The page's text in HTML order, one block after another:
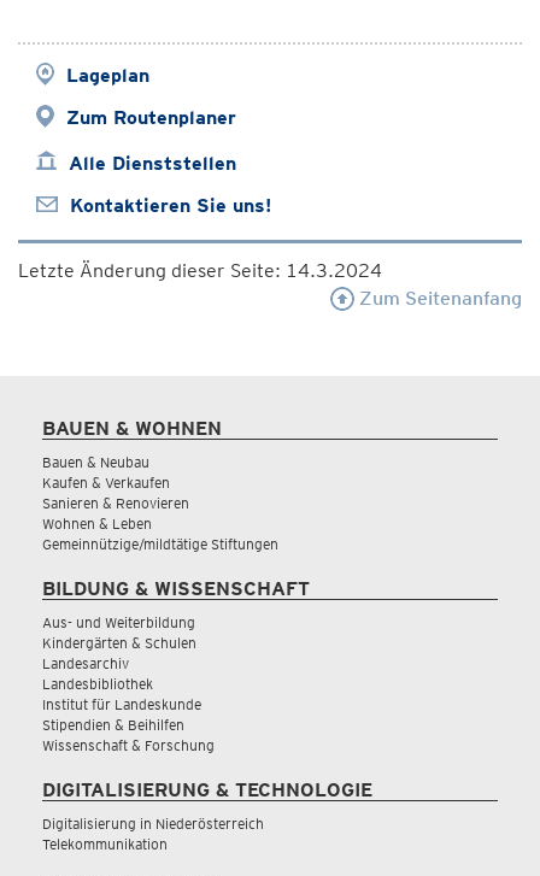
Lageplan
Zum Routenplaner
Alle Dienststellen
Kontaktieren Sie uns!
Letzte Änderung dieser Seite: 14.3.2024
Zum Seitenanfang
BAUEN & WOHNEN
Bauen & Neubau
Kaufen & Verkaufen
Sanieren & Renovieren
Wohnen & Leben
Gemeinnützige/mildtätige Stiftungen
BILDUNG & WISSENSCHAFT
Aus- und Weiterbildung
Kindergärten & Schulen
Landesarchiv
Landesbibliothek
Institut für Landeskunde
Stipendien & Beihilfen
Wissenschaft & Forschung
DIGITALISIERUNG & TECHNOLOGIE
Digitalisierung in Niederösterreich
Telekommunikation